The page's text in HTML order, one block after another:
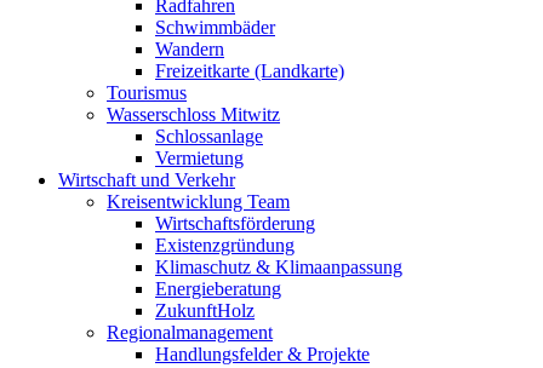
Radfahren
Schwimmbäder
Wandern
Freizeitkarte (Landkarte)
Tourismus
Wasserschloss Mitwitz
Schlossanlage
Vermietung
Wirtschaft und Verkehr
Kreisentwicklung Team
Wirtschaftsförderung
Existenzgründung
Klimaschutz & Klimaanpassung
Energieberatung
ZukunftHolz
Regionalmanagement
Handlungsfelder & Projekte